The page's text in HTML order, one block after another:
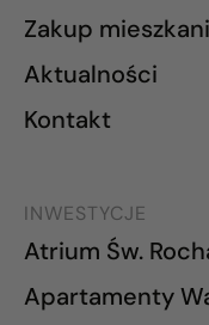
Zakup
Aktualności
Kontakt
INWESTYCJE
Atrium Św.
Apartamenty